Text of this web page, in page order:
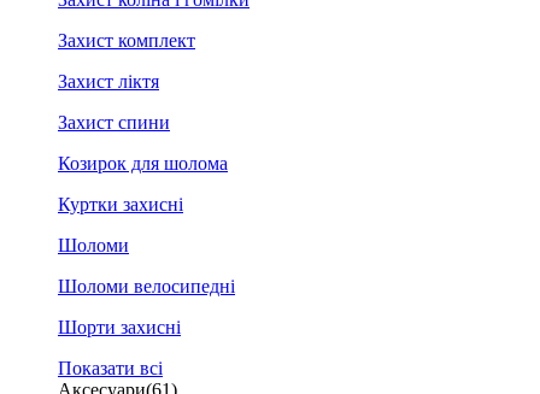
Захист комплект
Захист ліктя
Захист спини
Козирок для шолома
Куртки захисні
Шоломи
Шоломи велосипедні
Шорти захисні
Показати всі
Аксесуари(61)